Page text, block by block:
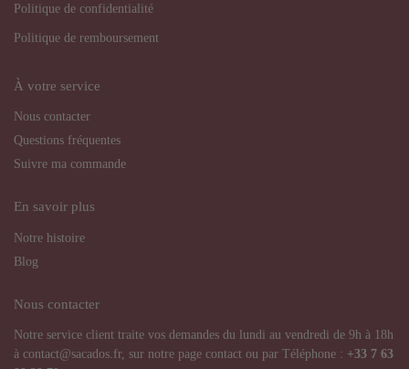
Politique de confidentialité
Politique de remboursement
À votre service
Nous contacter
Questions fréquentes
Suivre ma commande
En savoir plus
Notre histoire
Blog
Nous contacter
Notre service client traite vos demandes du lundi au vendredi de 9h à 18h
à contact@sacados.fr, sur notre page contact ou par Téléphone : +33 7 63